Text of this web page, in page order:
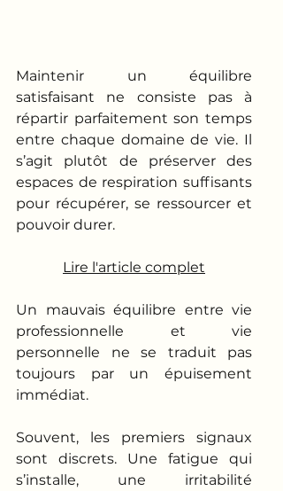
Maintenir un équilibre
satisfaisant ne consiste pas à
répartir parfaitement son temps
entre chaque domaine de vie. Il
s’agit plutôt de préserver des
espaces de respiration suffisants
pour récupérer, se ressourcer et
pouvoir durer.
Lire l'article complet
Un mauvais équilibre entre vie
professionnelle et vie
personnelle ne se traduit pas
toujours par un épuisement
immédiat.
Souvent, les premiers signaux
sont discrets. Une fatigue qui
s’installe, une irritabilité